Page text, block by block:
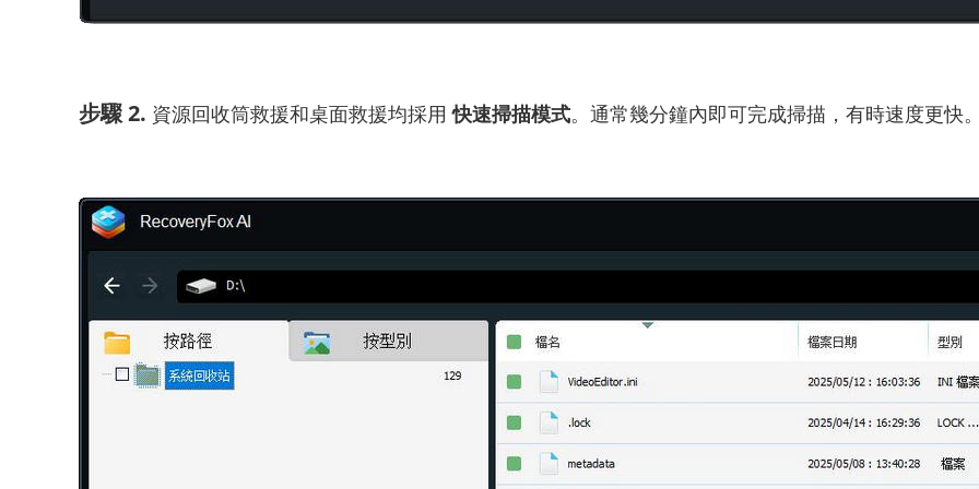
步驟 2. 資源回收筒救援和桌面救援均採用快速掃描模式。通常幾分鐘內即可完成掃描，有時速度更快